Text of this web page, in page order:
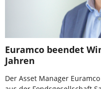
Euramco beendet
Jahren
Der Asset Manager